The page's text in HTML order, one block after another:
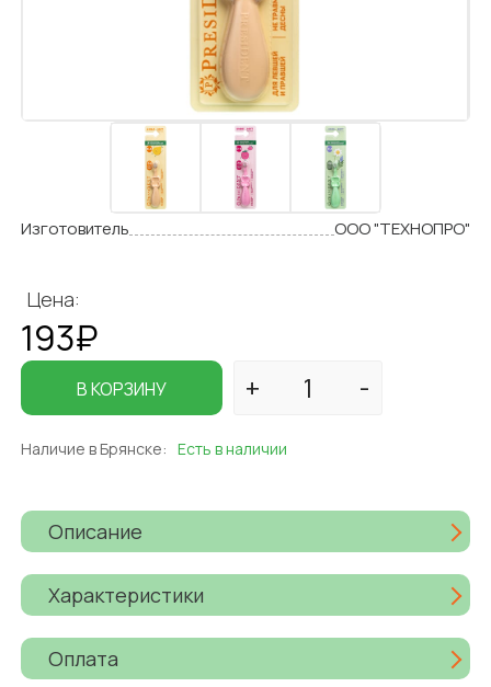
Изготовитель ООО "ТЕХНОПРО"
Цена:
193₽
В КОРЗИНУ
Наличие в Брянске: Есть в наличии
Описание
Характеристики
Оплата